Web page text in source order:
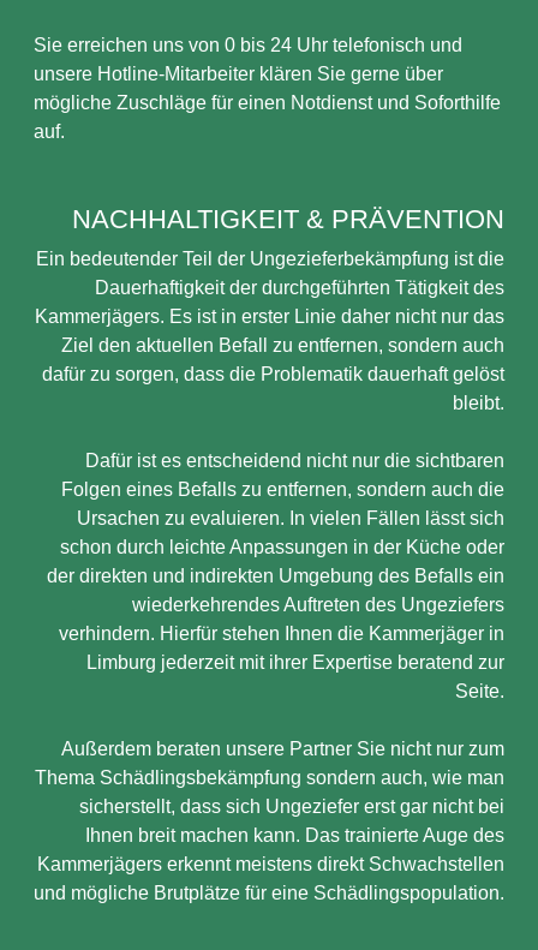
Sie erreichen uns von 0 bis 24 Uhr telefonisch und
unsere Hotline-Mitarbeiter klären Sie gerne über
mögliche Zuschläge für einen Notdienst und Soforthilfe
auf.
NACHHALTIGKEIT & PRÄVENTION
Ein bedeutender Teil der Ungezieferbekämpfung ist die
Dauerhaftigkeit der durchgeführten Tätigkeit des
Kammerjägers. Es ist in erster Linie daher nicht nur das
Ziel den aktuellen Befall zu entfernen, sondern auch
dafür zu sorgen, dass die Problematik dauerhaft gelöst
bleibt.
Dafür ist es entscheidend nicht nur die sichtbaren
Folgen eines Befalls zu entfernen, sondern auch die
Ursachen zu evaluieren. In vielen Fällen lässt sich
schon durch leichte Anpassungen in der Küche oder
der direkten und indirekten Umgebung des Befalls ein
wiederkehrendes Auftreten des Ungeziefers
verhindern. Hierfür stehen Ihnen die Kammerjäger in
Limburg jederzeit mit ihrer Expertise beratend zur
Seite.
Außerdem beraten unsere Partner Sie nicht nur zum
Thema Schädlingsbekämpfung sondern auch, wie man
sicherstellt, dass sich Ungeziefer erst gar nicht bei
Ihnen breit machen kann. Das trainierte Auge des
Kammerjägers erkennt meistens direkt Schwachstellen
und mögliche Brutplätze für eine Schädlingspopulation.